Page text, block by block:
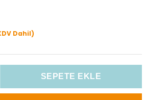
Dahil)